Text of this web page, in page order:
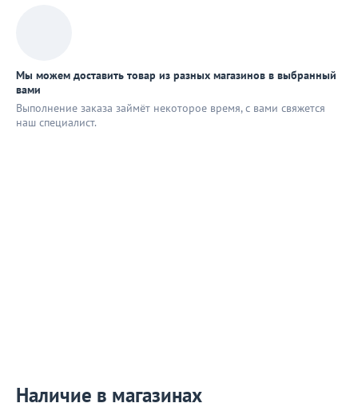
Мы можем доставить товар из разных магазинов в выбранный
вами
Выполнение заказа займёт некоторое время, с вами свяжется
наш специaлист.
Наличие в магазинах